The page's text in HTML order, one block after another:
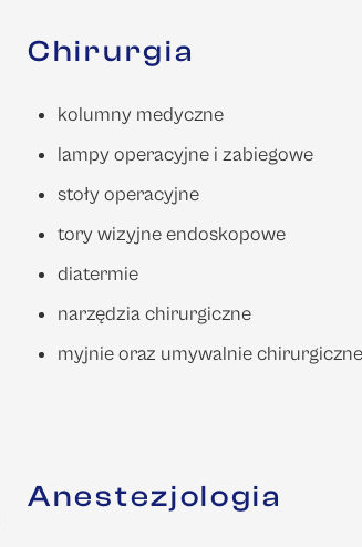
Chirurgia
kolumny medyczne
lampy operacyjne i zabiegowe
stoły operacyjne
tory wizyjne endoskopowe
diatermie
narzędzia chirurgiczne
myjnie oraz umywalnie chirurgiczne
Anestezjologia